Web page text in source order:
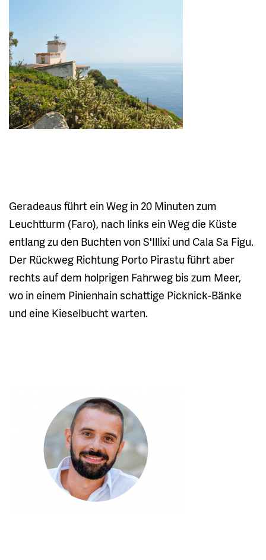
Geradeaus führt ein Weg in 20 Minuten zum
Leuchtturm (Faro), nach links ein Weg die Küste
entlang zu den Buchten von S'Illixi und Cala Sa Figu.
Der Rückweg Richtung Porto Pirastu führt aber
rechts auf dem holprigen Fahrweg bis zum Meer,
wo in einem Pinienhain schattige Picknick-Bänke
und eine Kieselbucht warten.